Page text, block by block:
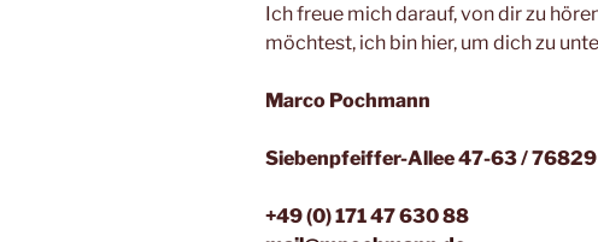
Ich freue mich darauf, von dir zu
möchtest, ich bin hier, um dich zu
Marco Pochmann
Siebenpfeiffer-Allee 47-63 / 76829
+49 (0) 171 47 630 88